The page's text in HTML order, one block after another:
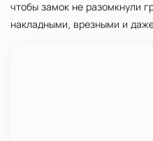
чтобы замок не разомкнули
накладными, врезными и